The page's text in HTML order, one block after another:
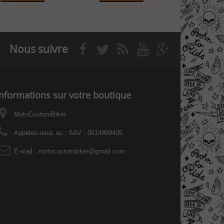
Nous suivre
sur votre boutique
MotoCustomBiker
Appelez-nous au : SAV : 0614899405
E-mail : motocustombiker@gmail.com